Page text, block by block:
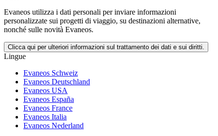
Evaneos utilizza i dati personali per inviare informazioni
personalizzate sui progetti di viaggio, su destinazioni alternative,
nonché sulle novità Evaneos.
Clicca qui per ulteriori informazioni sul trattamento dei dati e sui diritti.
Lingue
Evaneos Schweiz
Evaneos Deutschland
Evaneos USA
Evaneos España
Evaneos France
Evaneos Italia
Evaneos Nederland